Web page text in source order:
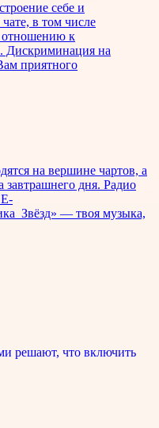
себе и
в том числе
отношению к
Дискриминация на
приятного
на вершине чартов, а
дня. Радио
— твоя музыка,
решают, что включить